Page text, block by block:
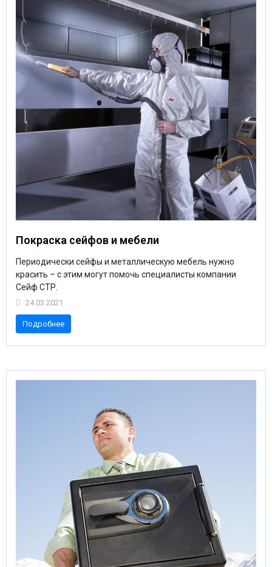
Покраска сейфов и мебели
Периодически сейфы и металлическую мебель нужно
красить – с этим могут помочь специалисты компании
Сейф СТР.
24.03.2021
Подробнее